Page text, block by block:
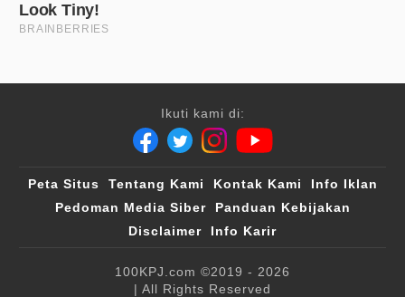
Ikuti kami di:
Peta Situs Tentang Kami Kontak Kami
Info Iklan
Pedoman Media Siber
Panduan Kebijakan
Disclaimer
Info Karir
100KPJ.com ©2019 - 2026
| All Rights Reserved